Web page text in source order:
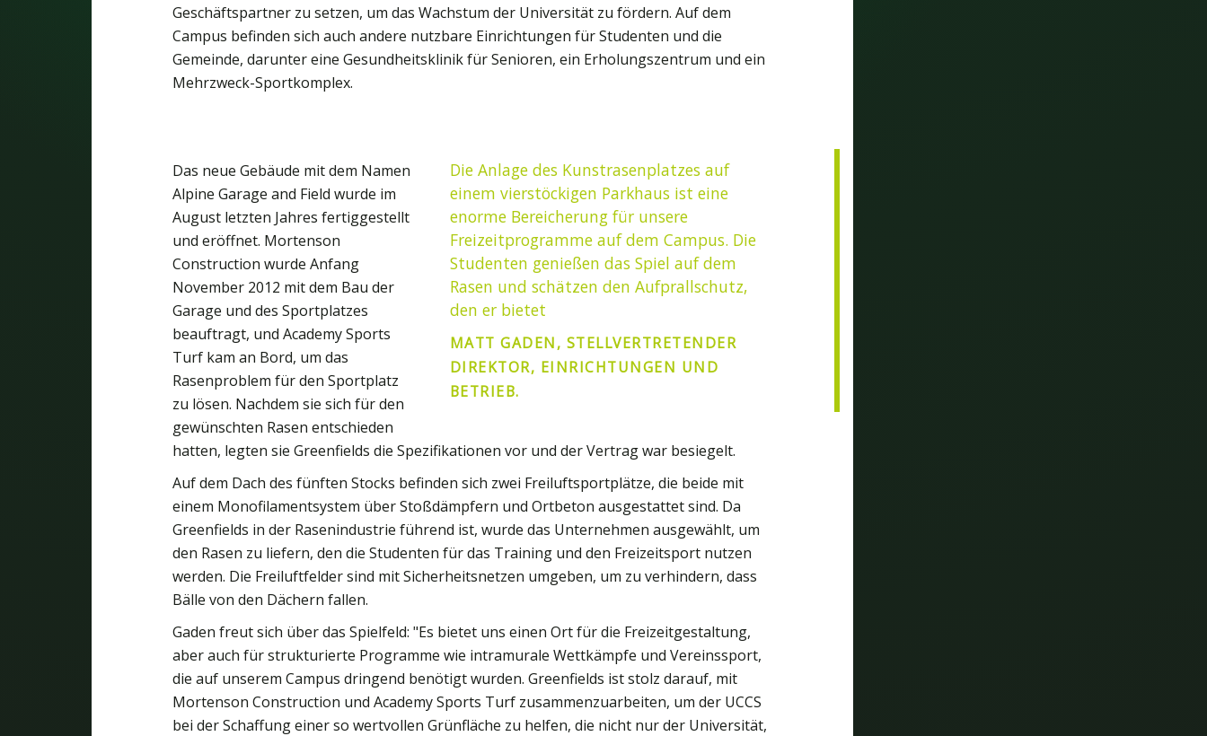
Geschäftspartner zu setzen, um das Wachstum der Universität zu fördern. Auf dem
Campus befinden sich auch andere nutzbare Einrichtungen für Studenten und die
Gemeinde, darunter eine Gesundheitsklinik für Senioren, ein Erholungszentrum und ein
Mehrzweck-Sportkomplex.
Die Anlage des Kunstrasenplatzes auf
einem vierstöckigen Parkhaus ist eine
enorme Bereicherung für unsere
Freizeitprogramme auf dem Campus. Die
Studenten genießen das Spiel auf dem
Rasen und schätzen den Aufprallschutz,
den er bietet
MATT GADEN, STELLVERTRETENDER
DIREKTOR, EINRICHTUNGEN UND
BETRIEB.
Das neue Gebäude mit dem Namen
Alpine Garage and Field wurde im
August letzten Jahres fertiggestellt
und eröffnet. Mortenson
Construction wurde Anfang
November 2012 mit dem Bau der
Garage und des Sportplatzes
beauftragt, und Academy Sports
Turf kam an Bord, um das
Rasenproblem für den Sportplatz
zu lösen. Nachdem sie sich für den
gewünschten Rasen entschieden
hatten, legten sie Greenfields die Spezifikationen vor und der Vertrag war besiegelt.
Auf dem Dach des fünften Stocks befinden sich zwei Freiluftsportplätze, die beide mit
einem Monofilamentsystem über Stoßdämpfern und Ortbeton ausgestattet sind. Da
Greenfields in der Rasenindustrie führend ist, wurde das Unternehmen ausgewählt, um
den Rasen zu liefern, den die Studenten für das Training und den Freizeitsport nutzen
werden. Die Freiluftfelder sind mit Sicherheitsnetzen umgeben, um zu verhindern, dass
Bälle von den Dächern fallen.
Gaden freut sich über das Spielfeld: "Es bietet uns einen Ort für die Freizeitgestaltung,
aber auch für strukturierte Programme wie intramurale Wettkämpfe und Vereinssport,
die auf unserem Campus dringend benötigt wurden. Greenfields ist stolz darauf, mit
Mortenson Construction und Academy Sports Turf zusammenzuarbeiten, um der UCCS
bei der Schaffung einer so wertvollen Grünfläche zu helfen, die nicht nur der Universität,